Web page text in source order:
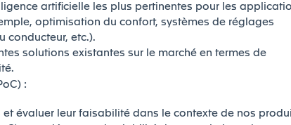
artificielle les plus pertinentes pour les
optimisation du confort, systèmes de réglages
conducteur, etc.).
solutions existantes sur le marché en termes de
:
et évaluer leur faisabilité dans le contexte de nos